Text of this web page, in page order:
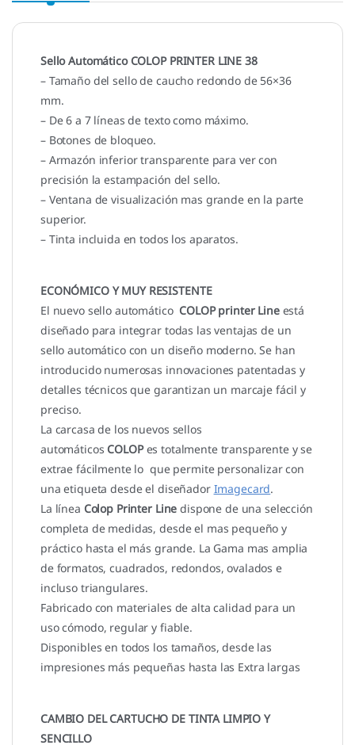
Sello Automático COLOP PRINTER LINE 38
– Tamaño del sello de caucho redondo de 56×36
mm.
– De 6 a 7 líneas de texto como máximo.
– Botones de bloqueo.
– Armazón inferior transparente para ver con
precisión la estampación del sello.
– Ventana de visualización mas grande en la parte
superior.
– Tinta incluida en todos los aparatos.
ECONÓMICO Y MUY RESISTENTE
El nuevo sello automático COLOP printer Lineestá
diseñado para integrar todas las ventajas de un
sello automático con un diseño moderno. Se han
introducido numerosas innovaciones patentadas y
detalles técnicos que garantizan un marcaje fácil y
preciso.
La carcasa de los nuevos sellos
automáticos COLOPes totalmente transparente y se
extrae fácilmente lo que permite personalizar con
una etiqueta desde el diseñador Imagecard.
La línea Colop Printer Line dispone de una selección
completa de medidas, desde el mas pequeño y
práctico hasta el más grande. La Gama mas amplia
de formatos, cuadrados, redondos, ovalados e
incluso triangulares.
Fabricado con materiales de alta calidad para un
uso cómodo, regular y fiable.
Disponibles en todos los tamaños, desde las
impresiones más pequeñas hasta las Extra largas
CAMBIO DEL CARTUCHO DE TINTA LIMPIO Y
SENCILLO